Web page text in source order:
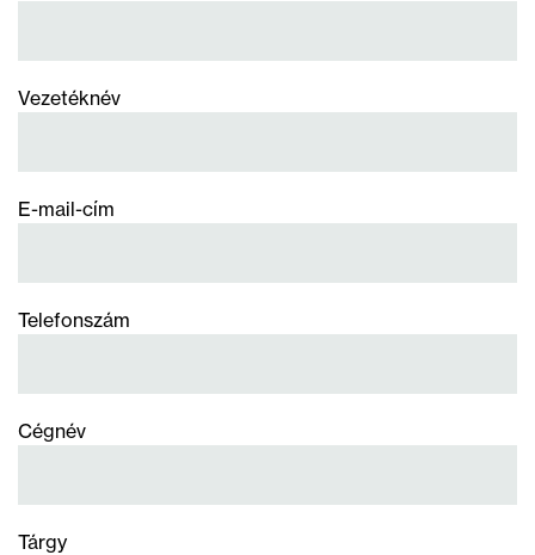
Vezetéknév
E-mail-cím
Telefonszám
Cégnév
Tárgy